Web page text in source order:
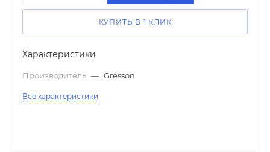
КУПИТЬ В 1 КЛИК
Характеристики
Производитель — Gresson
Все характеристики